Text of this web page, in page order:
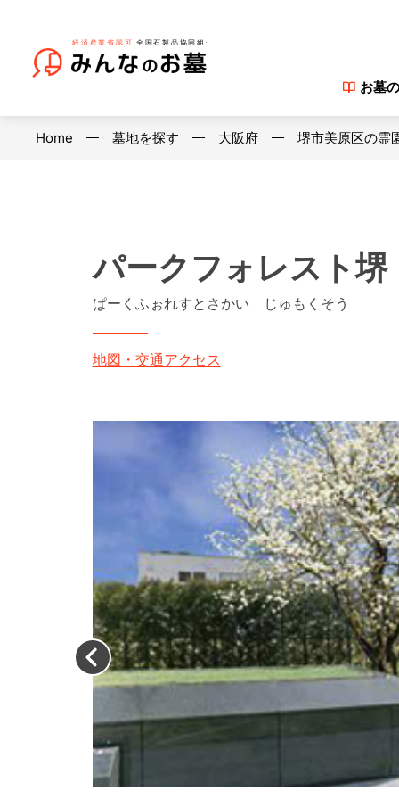
お墓
Home 墓地を探す 大阪府 堺市美原区の霊
パークフォレスト
ぱーくふぉれすとさかい じゅもくそう
地図・交通アクセス